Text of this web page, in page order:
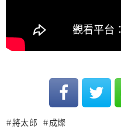
將太郎 成燦